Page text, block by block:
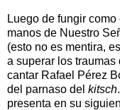
Luego de fungir
manos de Nuestro
(esto no es mentira,
a superar los
cantar Rafael Pérez
del parnaso del kitsch
presenta en su